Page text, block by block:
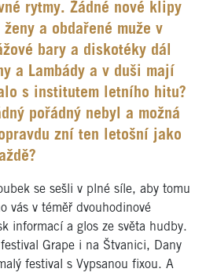
rytmy. Žádné nové klipy
a obdařené muže v
bary a diskotéky dál
a Lambády a v duši mají
s institutem letního hitu?
pořádný nebyl a možná
zní ten letošní jako
se sešli v plné síle, aby tomu
vás v téměř dvouhodinové
informací a glos ze světa hudby.
Grape i na Štvanici, Dany
festival s Vypsanou fixou. A